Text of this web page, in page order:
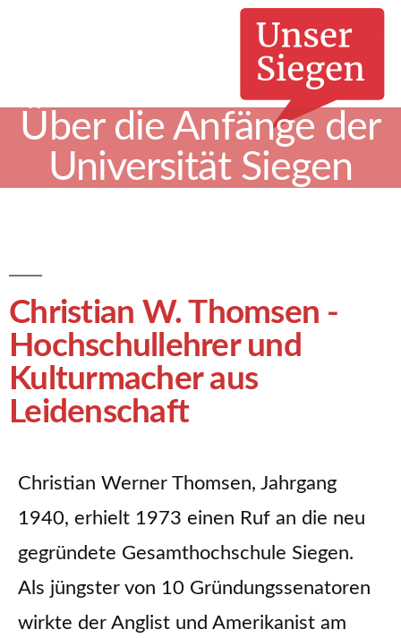
Über die Anfänge der
Universität Siegen
Christian W. Thomsen -
Hochschullehrer und
Kulturmacher aus
Leidenschaft
Christian Werner Thomsen, Jahrgang
1940, erhielt 1973 einen Ruf an die neu
gegründete Gesamthochschule Siegen.
Als jüngster von 10 Gründungssenatoren
wirkte der Anglist und Amerikanist am